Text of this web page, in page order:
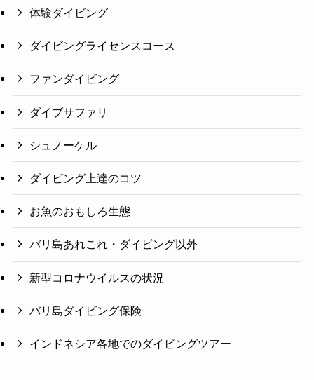
体験ダイビング
ダイビングライセンスコース
ファンダイビング
ダイブサファリ
シュノーケル
ダイビング上達のコツ
お魚のおもしろ生態
バリ島あれこれ・ダイビング以外
新型コロナウイルスの状況
バリ島ダイビング保険
インドネシア各地でのダイビングツアー